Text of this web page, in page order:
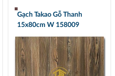
Gạch Takao Gỗ Thanh
15x80cm W 158009